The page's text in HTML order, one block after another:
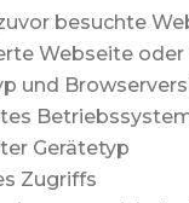
besuchte
Webseite oder
und
Gerätetyp
Zugriffs